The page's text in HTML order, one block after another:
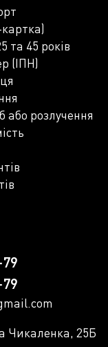
та 45 років
(ІПН)
розлучення
Чикаленка, 25Б